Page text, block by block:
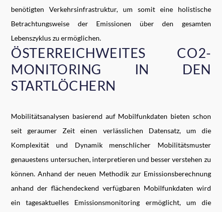
benötigten Verkehrsinfrastruktur, um somit eine holistische
Betrachtungsweise der Emissionen über den gesamten
Lebenszyklus zu ermöglichen.
ÖSTERREICHWEITES CO2-
MONITORING IN DEN
STARTLÖCHERN
Mobilitätsanalysen basierend auf Mobilfunkdaten bieten schon
seit geraumer Zeit einen verlässlichen Datensatz, um die
Komplexität und Dynamik menschlicher Mobilitätsmuster
genauestens untersuchen, interpretieren und besser verstehen zu
können. Anhand der neuen Methodik zur Emissionsberechnung
anhand der flächendeckend verfügbaren Mobilfunkdaten wird
ein tagesaktuelles Emissionsmonitoring ermöglicht, um die